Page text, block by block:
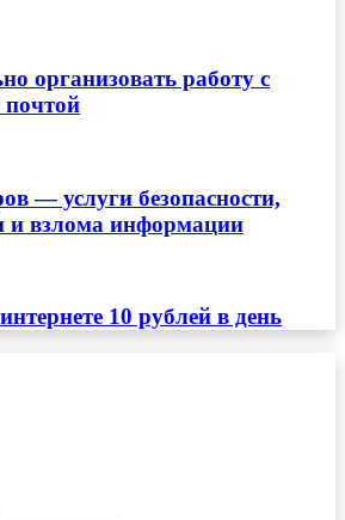
организовать работу с
почтой
— услуги безопасности,
и взлома информации
10 рублей в день